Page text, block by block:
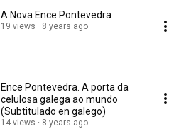
A Nova Ence Pontevedra
19 views 8 years ago
Ence Pontevedra. A porta da
celulosa galega ao mundo
(Subtitulado en galego)
14 views 8 years ago